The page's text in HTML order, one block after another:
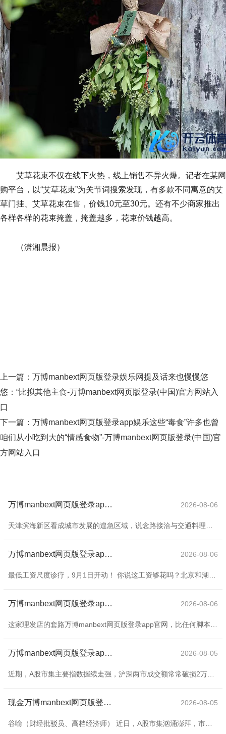
艾草花束不仅在线下火热，线上销售不异火爆。记者在某网
购平台，以“艾草花束”为关节词搜索发现，有多款不同寓意的艾
草门挂、艾草花束在售，价钱10元至30元。还有不少商家推出
各样各样的花束掩盖，掩盖越多，花束价钱越高。
（潇湘晨报）
上一篇： 万博manbext网页版登录娱乐网提及话来也慢慢悠
悠：“比拟其他主食-万博manbext网页版登录(中国)官方网站入
口
下一篇： 万博manbext网页版登录app娱乐这些“毒食”许多也曾
咱们从小吃到大的“情感食物”-万博manbext网页版登录(中国)官
方网站入口
万博manbext网页版登录app娱乐-涂料加热：热熔涂料需加热至180至220摄氏度-万博manbext网页版登录(中国)官方网站入口 2026-08-06
万博manbext网页版登录app官网非全日制每小时22块4；福建更早-万博manbext网页版登录(中国)官方网站入口 2026-08-06
万博manbext网页版登录app官网雇主没健忘要“倾销”他的会员卡了-万博manbext网页版登录(中国)官方网站入口 2026-08-06
万博manbext网页版登录app娱乐中国版平准基金握续显效-万博manbext网页版登录(中国)官方网站入口 2026-08-05
现金万博manbext网页版登录app平台一定进度上动摇反璧市赖以生计的“低利率”基础-万博manbext网页版登录(中国)官方网站入口 2026-08-05